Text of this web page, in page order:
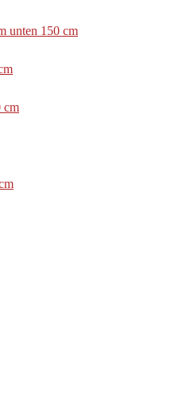
unten 150 cm
cm